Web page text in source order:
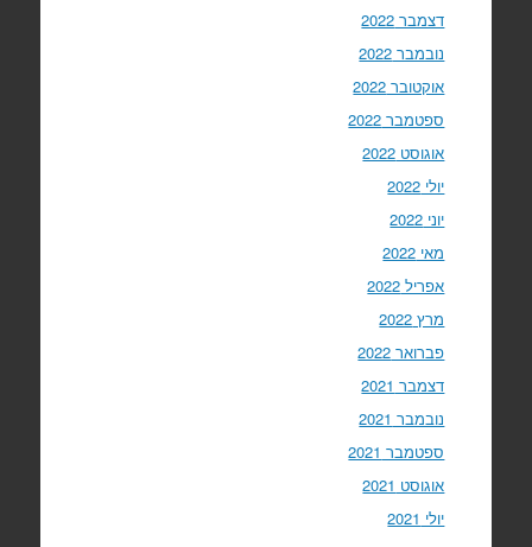
דצמבר 2022
נובמבר 2022
אוקטובר 2022
ספטמבר 2022
אוגוסט 2022
יולי 2022
יוני 2022
מאי 2022
אפריל 2022
מרץ 2022
פברואר 2022
דצמבר 2021
נובמבר 2021
ספטמבר 2021
אוגוסט 2021
יולי 2021